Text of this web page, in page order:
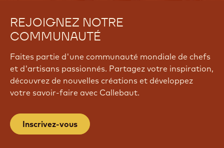
REJOIGNEZ NOTRE
COMMUNAUTÉ
Faites partie d'une communauté mondiale de chefs
et d'artisans passionnés. Partagez votre inspiration,
découvrez de nouvelles créations et développez
votre savoir-faire avec Callebaut.
Inscrivez-vous